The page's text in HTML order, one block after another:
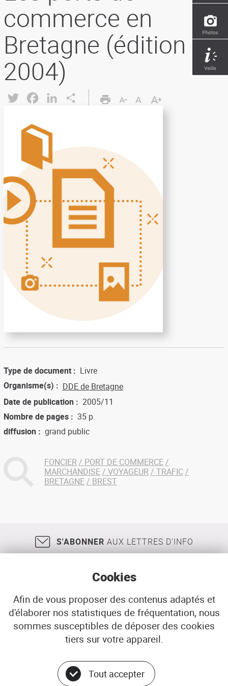
commerce en
Bretagne (édition
2004)
Twitter FacebookLinkedIn
Type de document
Livre
Organisme(s)
DDE de Bretagne
Date de publication
2005/11
Nombre de pages
35 p.
diffusion
grand public
FONCIER
PORT DE COMMERCE
MARCHANDISE
VOYAGEUR
TRAFIC
BRETAGNE
BREST
S'ABONNER AUX LETTRES D'INFO
18, rue Jean Jaurès 29200 BREST
02 98 33 51 71
CONTACT
Cookies
Afin de vous proposer des contenus adaptés et
d'élaborer nos statistiques de fréquentation, nous
sommes susceptibles de déposer des cookies
tiers sur votre appareil.
Tout accepter